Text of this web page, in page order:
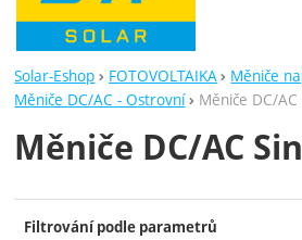
Solar-Eshop FOTOVOLTAIKA
Měniče
Měniče DC/AC - Ostrovní
Měniče DC/AC
Měniče DC/AC
Filtrování podle parametrů